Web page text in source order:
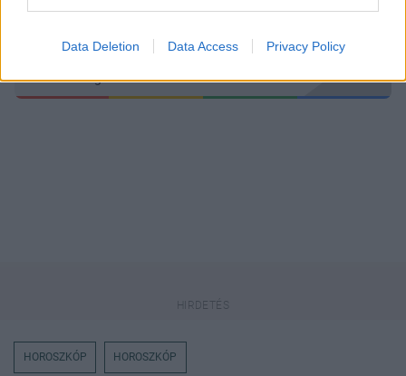
Data Deletion Data Access Privacy Policy
Itt állíthatod be, hogy a Google
glamour.hu cikkeit
HOROSZKÓP HOROSZKÓP